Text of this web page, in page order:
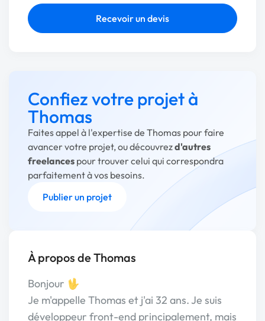
Recevoir un devis
Confiez votre projet à
Thomas
Faites appel à l'expertise de Thomas pour faire
avancer votre projet, ou découvrezd'autres
freelances pour trouver celui qui correspondra
parfaitement à vos besoins.
Publier un projet
À propos de Thomas
Bonjour 🖖
Je m'appelle Thomas et j'ai 32 ans. Je suis
développeur front-end principalement, mais